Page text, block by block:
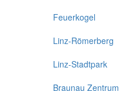
Feuerkogel
Linz-Römerberg
Linz-Stadtpark
Braunau Zentrum